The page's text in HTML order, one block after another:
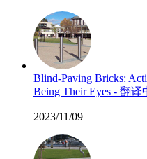
Blind-Paving Bricks:
Being Their Eyes - 翻译
2023/11/09